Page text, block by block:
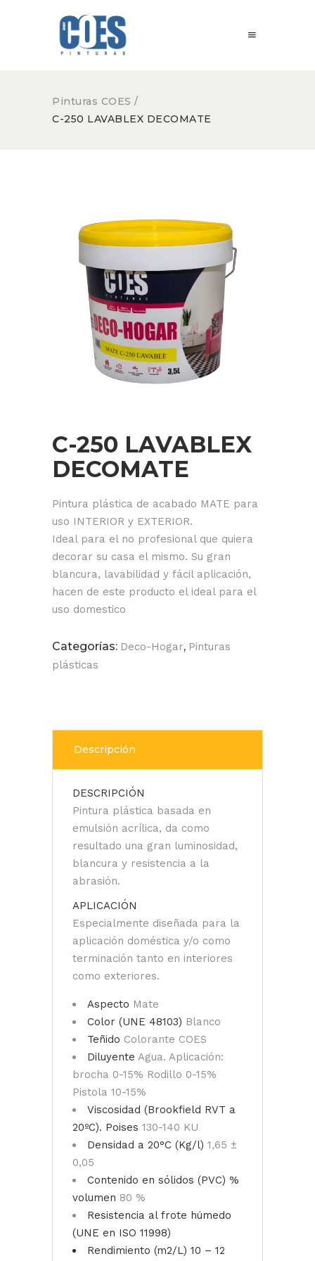
Pinturas COES /
C-250 LAVABLEX DECOMATE
C-250 LAVABLEX
DECOMATE
Pintura plástica de acabado MATE para
uso INTERIOR y EXTERIOR.
Ideal para el no profesional que quiera
decorar su casa el mismo. Su gran
blancura, lavabilidad y fácil aplicación,
hacen de este producto el ideal para el
uso domestico
Categorías: Deco-Hogar, Pinturas
plásticas
Descripción
DESCRIPCIÓN
Pintura plástica basada en
emulsión acrílica, da como
resultado una gran luminosidad,
blancura y resistencia a la
abrasión.
APLICACIÓN
Especialmente diseñada para la
aplicación doméstica y/o como
terminación tanto en interiores
como exteriores.
Aspecto Mate
Color (UNE 48103) Blanco
Teñido Colorante COES
Diluyente Agua. Aplicación:
brocha 0-15% Rodillo 0-15%
Pistola 10-15%
Viscosidad (Brookfield RVT a
20ºC). Poises 130-140 KU
Densidad a 20°C (Kg/l) 1,65 ±
0,05
Contenido en sólidos (PVC) %
volumen 80 %
Resistencia al frote húmedo
(UNE en ISO 11998)
Rendimiento (m2/L) 10 – 12